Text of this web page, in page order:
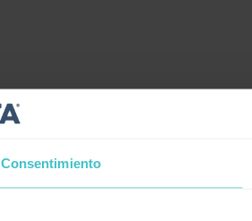
Consentimiento